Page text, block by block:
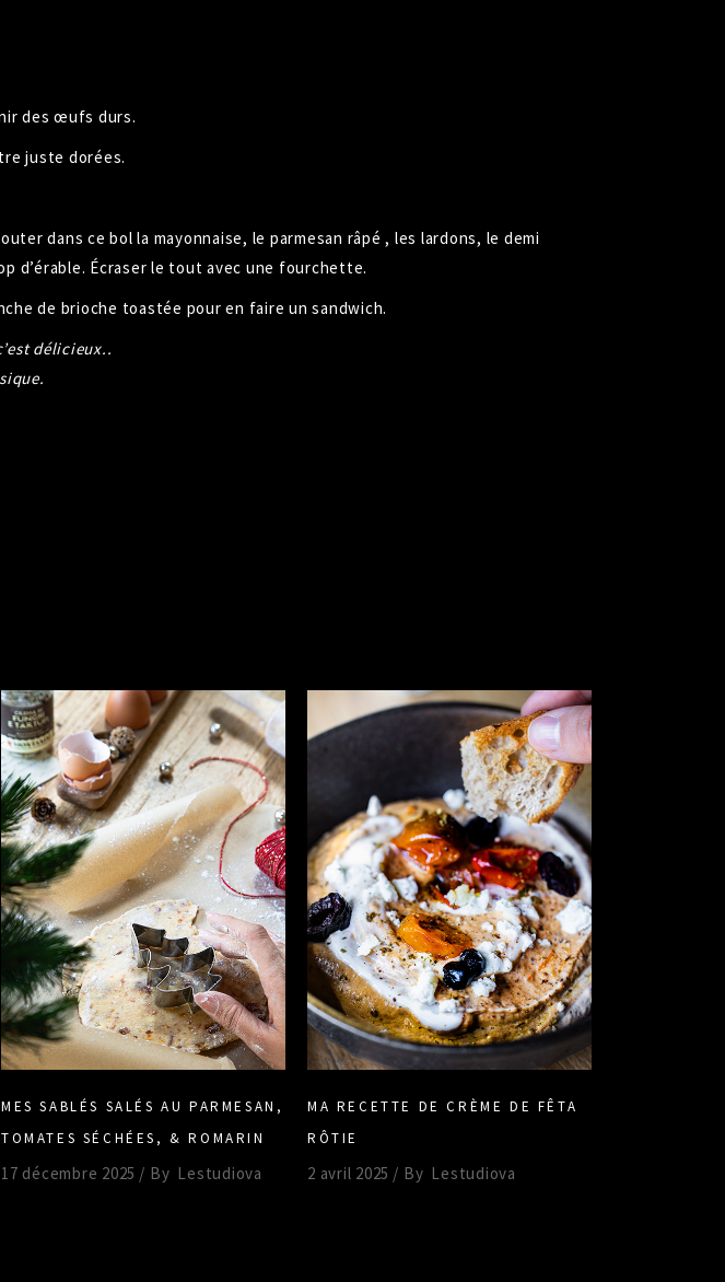
des œufs durs.
juste dorées.
dans ce bol la mayonnaise, le parmesan râpé , les lardons, le demi
d’érable. Écraser le tout avec une fourchette.
de brioche toastée pour en faire un sandwich.
délicieux..
MES SABLÉS SALÉS AU PARMESAN,
TOMATES SÉCHÉES, & ROMARIN
17 décembre 2025 By Lestudiova
MA RECETTE DE CRÈME DE FÊTA
RÔTIE
2 avril 2025 By Lestudiova